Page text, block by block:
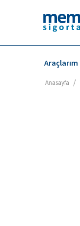
Araçlarım
Anasayfa /